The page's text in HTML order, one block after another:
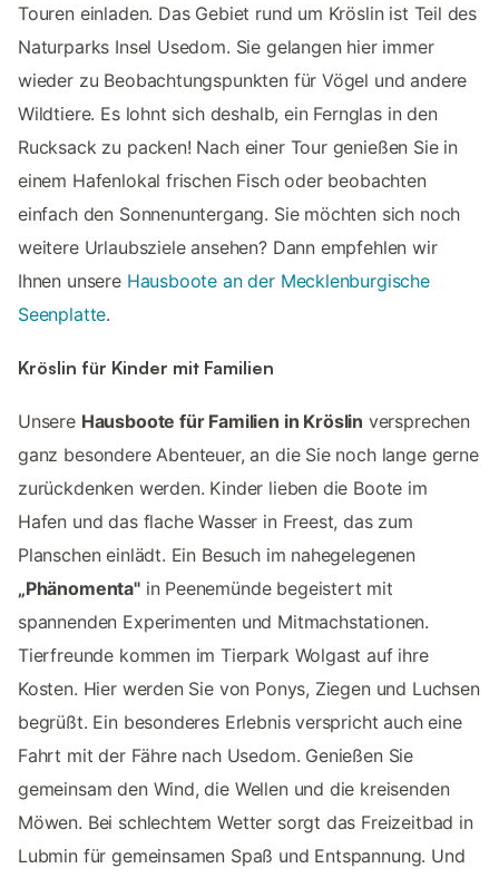
Touren einladen. Das Gebiet rund um Kröslin ist Teil des
Naturparks Insel Usedom. Sie gelangen hier immer
wieder zu Beobachtungspunkten für Vögel und andere
Wildtiere. Es lohnt sich deshalb, ein Fernglas in den
Rucksack zu packen! Nach einer Tour genießen Sie in
einem Hafenlokal frischen Fisch oder beobachten
einfach den Sonnenuntergang. Sie möchten sich noch
weitere Urlaubsziele ansehen? Dann empfehlen wir
Ihnen unsere Hausboote an der Mecklenburgische
Seenplatte.
Kröslin für Kinder mit Familien
Unsere Hausboote für Familien in Kröslin versprechen
ganz besondere Abenteuer, an die Sie noch lange gerne
zurückdenken werden. Kinder lieben die Boote im
Hafen und das flache Wasser in Freest, das zum
Planschen einlädt. Ein Besuch im nahegelegenen
„Phänomenta"in Peenemünde begeistert mit
spannenden Experimenten und Mitmachstationen.
Tierfreunde kommen im Tierpark Wolgast auf ihre
Kosten. Hier werden Sie von Ponys, Ziegen und Luchsen
begrüßt. Ein besonderes Erlebnis verspricht auch eine
Fahrt mit der Fähre nach Usedom. Genießen Sie
gemeinsam den Wind, die Wellen und die kreisenden
Möwen. Bei schlechtem Wetter sorgt das Freizeitbad in
Lubmin für gemeinsamen Spaß und Entspannung. Und